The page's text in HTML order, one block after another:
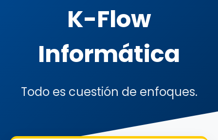
K-Flow
Informática
Todo es cuestión de enfoques.